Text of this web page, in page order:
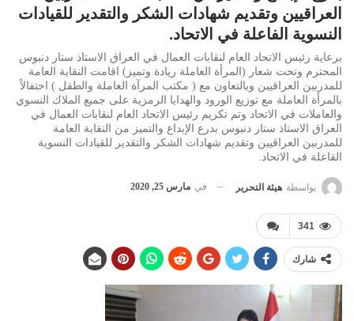
العراقيين وتقديم شهادات الشكر والتقدير للقيادات
النسوية الفاعلة في الاتحاد.
برعاية رئيس الاتحاد العام لنقابات العمال في العراق الاستاذ ستار دنبوس
المحترم وتحت شعار (المرأة العاملة ريادة وتميز) اقامت النقابة العامة
للمدربين العراقيين وبالتعاون مع ( مكتب المرآة العاملة والطفل ) احتفالاً
بالمرأة العاملة مع توزيع الورود والهدايا الرمزية على جميع الملاك النسوي
والعاملات في الاتحاد وتم تكريم رئيس الاتحاد العام لنقابات العمال في
العراق الاستاذ ستار دنبوس بدرع الإبداع والتميز من النقابة العامة
للمدربين العراقيين وتقديم شهادات الشكر والتقدير للقيادات النسوية
الفاعلة في الاتحاد.
بواسطة هيئة التحرير في مارس 25, 2020
341
شارك